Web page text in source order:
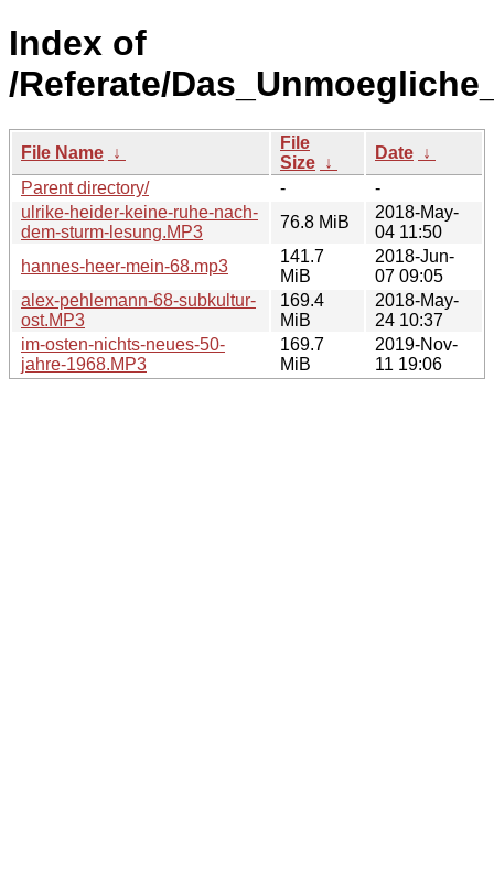
Index of
/Referate/
File Name ↓
File
Size ↓
Date ↓
Parent directory/
-
-
ulrike-heider-keine-ruhe-nach-
dem-sturm-lesung.MP3
76.8 MiB
2018-May-
04 11:50
hannes-heer-mein-68.mp3
141.7
MiB
2018-Jun-
07 09:05
alex-pehlemann-68-subkultur-
ost.MP3
169.4
MiB
2018-May-
24 10:37
im-osten-nichts-neues-50-
jahre-1968.MP3
169.7
MiB
2019-Nov-
11 19:06